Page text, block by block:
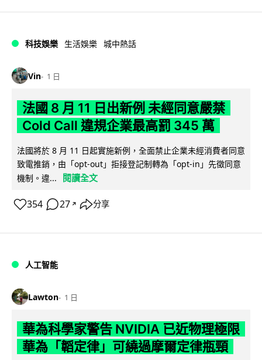
科技娛樂 生活娛樂 城中熱話
Vin 1 日
法國 8 月 11 日出新例 未經同意嚴禁
Cold Call 違規企業最高罰 345 萬
法國將於 8 月 11 日起實施新例，全面禁止企業未經消費者同意
致電推銷，由「opt-out」拒接登記制轉為「opt-in」先徵同意
機制。違...
閱讀全文
354 27 ↗ 分享
人工智能
Lawton 1 日
華為科學家警告 NVIDIA 已近物理極限
華為「韜定律」可繞過摩爾定律瓶頸